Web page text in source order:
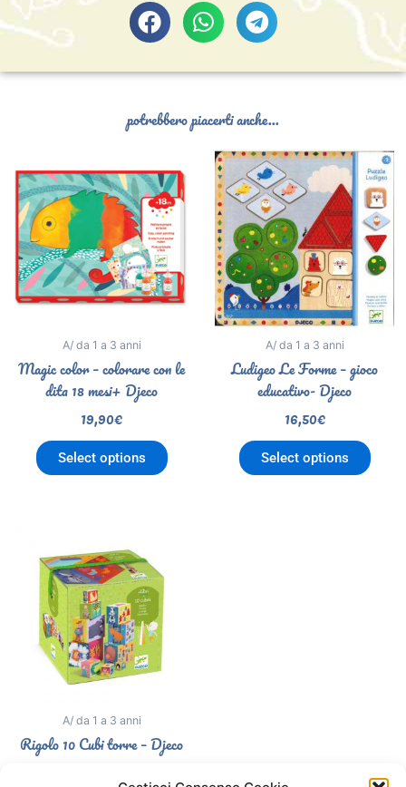
potrebbero piacerti anche...
A/ da 1 a 3 anni
Magic color – colorare con le
dita 18 mesi+ Djeco
19,90€
Select options
A/ da 1 a 3 anni
Ludigeo Le Forme – gioco
educativo- Djeco
16,50€
Select options
A/ da 1 a 3 anni
Rigolo 10 Cubi torre – Djeco